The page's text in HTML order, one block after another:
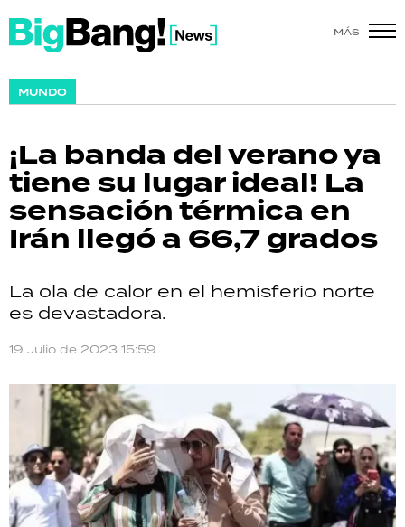
MÁS
MUNDO
¡La banda del verano ya
tiene su lugar ideal! La
sensación térmica en
Irán llegó a 66,7 grados
La ola de calor en el hemisferio norte
es devastadora.
19 Julio de 2023 15:59
SHOW
ACTUALIDAD
POLICIALES
ECONOMÍA
GRAN HERMANO
SALUD
DEPORTES
TECNOLOGÍA
RECETAS